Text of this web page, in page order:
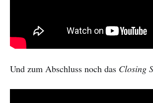
Und zum Abschluss noch das Closing